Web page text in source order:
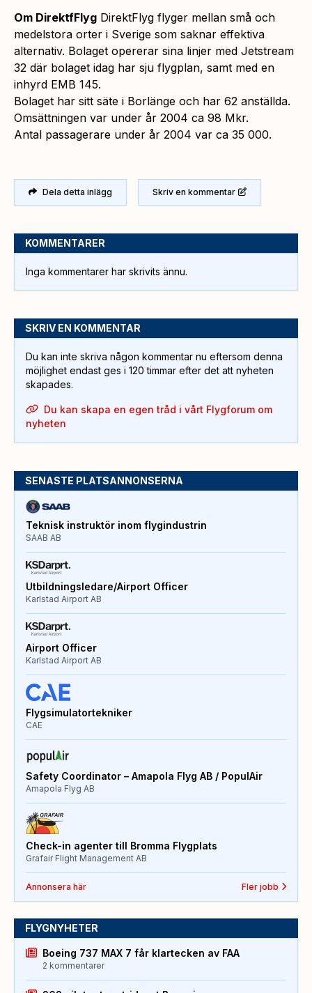
Om DirektfFlyg DirektFlyg flyger mellan små och
medelstora orter i Sverige som saknar effektiva
alternativ. Bolaget opererar sina linjer med Jetstream
32 där bolaget idag har sju flygplan, samt med en
inhyrd EMB 145.
Bolaget har sitt säte i Borlänge och har 62 anställda.
Omsättningen var under år 2004 ca 98 Mkr.
Antal passagerare under år 2004 var ca 35 000.
Dela detta inlägg Skriv en kommentar
KOMMENTARER
Inga kommentarer har skrivits ännu.
SKRIV EN KOMMENTAR
Du kan inte skriva någon kommentar nu eftersom denna
möjlighet endast ges i 120 timmar efter det att nyheten
skapades.
Du kan skapa en egen tråd i vårt Flygforum om
nyheten
SENASTE PLATSANNONSERNA
Teknisk instruktör inom flygindustrin
SAAB AB
Utbildningsledare/Airport Officer
Karlstad Airport AB
Airport Officer
Karlstad Airport AB
Flygsimulatortekniker
CAE
Safety Coordinator – Amapola Flyg AB / PopulAir
Amapola Flyg AB
Check-in agenter till Bromma Flygplats
Grafair Flight Management AB
Annonsera här Fler jobb
FLYGNYHETER
Boeing 737 MAX 7 får klartecken av FAA
2 kommentarer